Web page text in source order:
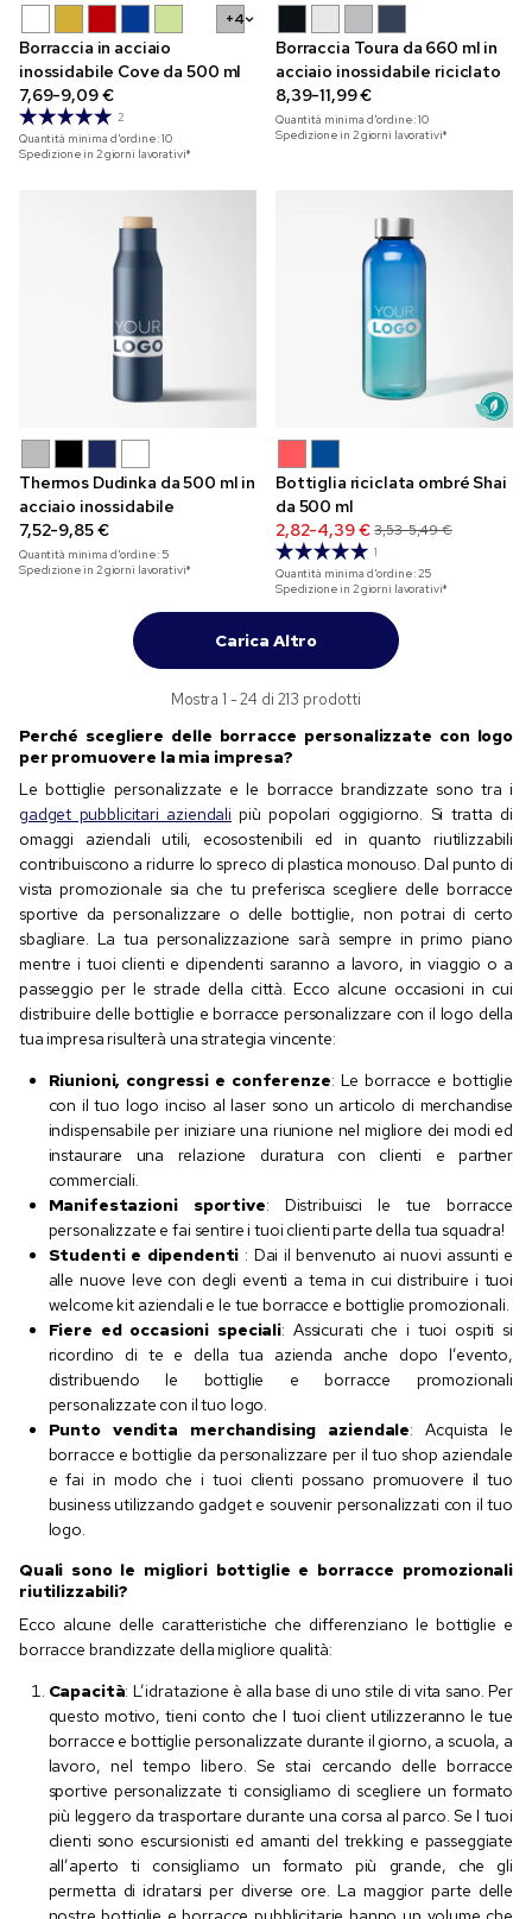
+4
Borraccia in acciaio
inossidabile Cove da 500 ml
7,69-9,09 €
2
Quantità minima d'ordine:10
Spedizione in 2 giorni lavorativi*
Borraccia Toura da 660 ml in
acciaio inossidabile riciclato
8,39-11,99 €
Quantità minima d'ordine:10
Spedizione in 2 giorni lavorativi*
Thermos Dudinka da 500 ml in
acciaio inossidabile
7,52-9,85 €
Quantità minima d'ordine: 5
Spedizione in 2 giorni lavorativi*
Bottiglia riciclata ombré Shai
da 500 ml
2,82-4,39 € 3,53-5,49 €
1
Quantità minima d'ordine:25
Spedizione in 2 giorni lavorativi*
Carica Altro
Mostra 1 - 24 di 213 prodotti
Perché scegliere delle borracce personalizzate con logo
per promuovere la mia impresa?
Le bottiglie personalizzate e le borracce brandizzate sono tra i
gadget pubblicitari aziendali più popolari oggigiorno. Si tratta di
omaggi aziendali utili, ecosostenibili ed in quanto riutilizzabili
contribuiscono a ridurre lo spreco di plastica monouso. Dal punto di
vista promozionale sia che tu preferisca scegliere delle borracce
sportive da personalizzare o delle bottiglie, non potrai di certo
sbagliare. La tua personalizzazione sarà sempre in primo piano
mentre i tuoi clienti e dipendenti saranno a lavoro, in viaggio o a
passeggio per le strade della città. Ecco alcune occasioni in cui
distribuire delle bottiglie e borracce personalizzare con il logo della
tua impresa risulterà una strategia vincente:
Riunioni, congressi e conferenze: Le borracce e bottiglie
con il tuo logo inciso al laser sono un articolo di merchandise
indispensabile per iniziare una riunione nel migliore dei modi ed
instaurare una relazione duratura con clienti e partner
commerciali.
Manifestazioni sportive: Distribuisci le tue borracce
personalizzate e fai sentire i tuoi clienti parte della tua squadra!
Studenti e dipendenti : Dai il benvenuto ai nuovi assunti e
alle nuove leve con degli eventi a tema in cui distribuire i tuoi
welcome kit aziendali e le tue borracce e bottiglie promozionali.
Fiere ed occasioni speciali: Assicurati che i tuoi ospiti si
ricordino di te e della tua azienda anche dopo l’evento,
distribuendo le bottiglie e borracce promozionali
personalizzate con il tuo logo.
Punto vendita merchandising aziendale: Acquista le
borracce e bottiglie da personalizzare per il tuo shop aziendale
e fai in modo che i tuoi clienti possano promuovere il tuo
business utilizzando gadget e souvenir personalizzati con il tuo
logo.
Quali sono le migliori bottiglie e borracce promozionali
riutilizzabili?
Ecco alcune delle caratteristiche che differenziano le bottiglie e
borracce brandizzate della migliore qualità:
Capacità: L’idratazione è alla base di uno stile di vita sano. Per
questo motivo, tieni conto che I tuoi client utilizzeranno le tue
borracce e bottiglie personalizzate durante il giorno, a scuola, a
lavoro, nel tempo libero. Se stai cercando delle borracce
sportive personalizzate ti consigliamo di scegliere un formato
più leggero da trasportare durante una corsa al parco. Se I tuoi
clienti sono escursionisti ed amanti del trekking e passeggiate
all’aperto ti consigliamo un formato più grande, che gli
permetta di idratarsi per diverse ore. La maggior parte delle